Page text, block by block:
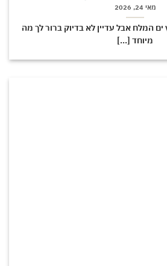
אבל עדיין לא בדיוק ברור לך מה
מיוחד [...]